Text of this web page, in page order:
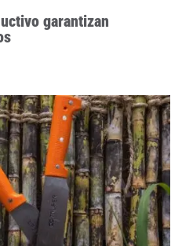
garantizan